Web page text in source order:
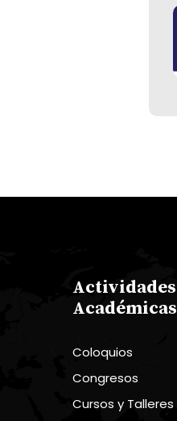
Actividades
Académicas
Coloquios
Congresos
Cursos y Talleres